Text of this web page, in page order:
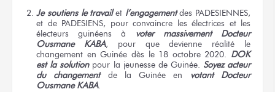
Je soutiens le travailet l’engagementdes PADESIENNES,
et de PADESIENS, pour convaincre les électrices et les
électeurs guinéens à voter massivement Docteur
Ousmane KABA, pour que devienne réalité le
changement en Guinée dès le 18 octobre 2020. DOK
est la solutionpour la jeunesse de Guinée. Soyez acteur
du changementde la Guinée en votant Docteur
Ousmane KABA.